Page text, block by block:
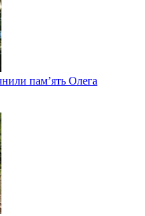
пам’ять Олега